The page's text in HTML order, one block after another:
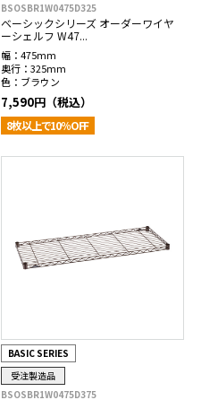
BSOSBR1W0475D325
ベーシックシリーズ オーダーワイヤ
ーシェルフ W47...
幅： 475mm
奥行： 325mm
色： ブラウン
7,590円（税込）
8枚以上で10％OFF
BASIC SERIES
受注製造品
BSOSBR1W0475D375